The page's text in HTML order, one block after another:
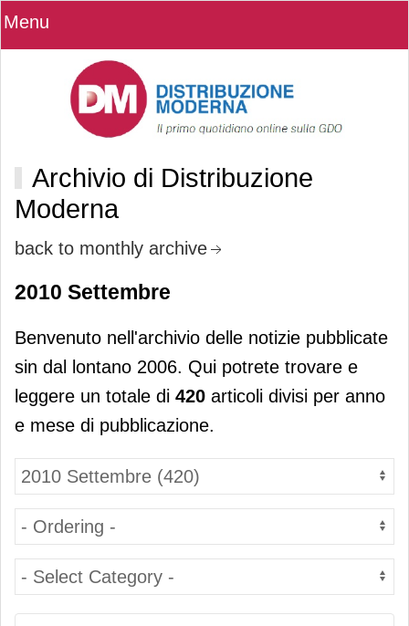
Menu
Archivio di Distribuzione
Moderna
back to monthly archive
2010 Settembre
Benvenuto nell'archivio delle notizie pubblicate
sin dal lontano 2006. Qui potrete trovare e
leggere un totale di 420 articoli divisi per anno
e mese di pubblicazione.